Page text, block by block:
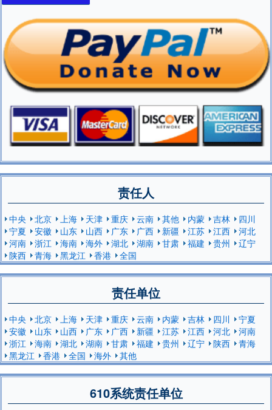
责任人
中央 北京 上海 天津 重庆 云南 其他 内蒙 吉林
四川
宁夏
安徽 山东 山西 广东 广西 新疆 江苏 江西
河北
河南
浙江 海南 海外 湖北 湖南 甘肃 福建 贵州
辽宁
陕西
青海 黑龙江 香港 全国
责任单位
中央 北京 上海 天津 重庆 云南 内蒙 吉林 四川
宁夏
安徽
山东 山西 广东 广西 新疆 江苏 江西 河北
河南
浙江
海南 湖北 湖南 甘肃 福建 贵州 辽宁 陕西
青海
黑龙江
香港 全国 海外 其他
610系统责任单位